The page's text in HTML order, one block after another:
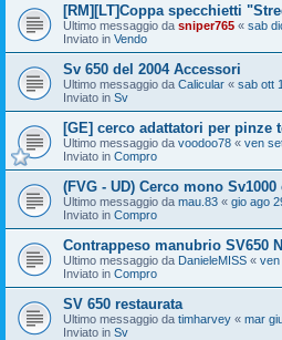
[RM][LT]Coppa specchietti
Ultimo messaggio da sniper765 « sab
Inviato in Vendo
Sv 650 del 2004 Accessori
Ultimo messaggio da Calicular « sab ott
Inviato in Sv
[GE] cerco adattatori per pinze
Ultimo messaggio da voodoo78 « ven
Inviato in Compro
(FVG - UD) Cerco mono
Ultimo messaggio da mau.83 « gio ago
Inviato in Compro
Contrappeso manubrio SV650
Ultimo messaggio da DanieleMISS « ven
Inviato in Compro
SV 650 restaurata
Ultimo messaggio da timharvey « mar
Inviato in Sv